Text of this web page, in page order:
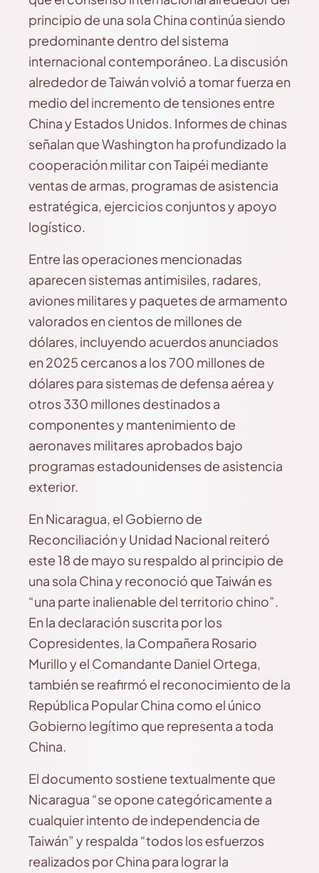
principio de una sola China continúa siendo
predominante dentro del sistema
internacional contemporáneo. La discusión
alrededor de Taiwán volvió a tomar fuerza en
medio del incremento de tensiones entre
China y Estados Unidos. Informes de chinas
señalan que Washington ha profundizado la
cooperación militar con Taipéi mediante
ventas de armas, programas de asistencia
estratégica, ejercicios conjuntos y apoyo
logístico.
Entre las operaciones mencionadas
aparecen sistemas antimisiles, radares,
aviones militares y paquetes de armamento
valorados en cientos de millones de
dólares, incluyendo acuerdos anunciados
en 2025 cercanos a los 700 millones de
dólares para sistemas de defensa aérea y
otros 330 millones destinados a
componentes y mantenimiento de
aeronaves militares aprobados bajo
programas estadounidenses de asistencia
exterior.
En Nicaragua, el Gobierno de
Reconciliación y Unidad Nacional reiteró
este 18 de mayo su respaldo al principio de
una sola China y reconoció que Taiwán es
“una parte inalienable del territorio chino”.
En la declaración suscrita por los
Copresidentes, la Compañera Rosario
Murillo y el Comandante Daniel Ortega,
también se reafirmó el reconocimiento de la
República Popular China como el único
Gobierno legítimo que representa a toda
China.
El documento sostiene textualmente que
Nicaragua “se opone categóricamente a
cualquier intento de independencia de
Taiwán” y respalda “todos los esfuerzos
realizados por China para lograr la